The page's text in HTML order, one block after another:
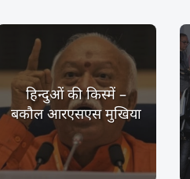
हिन्दुओं की किस्में –
बकौल आरएसएस मुखिया